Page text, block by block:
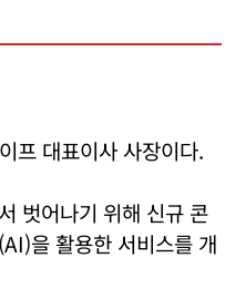
프 대표이사 사장이다.
벗어나기 위해 신규 콘
을 활용한 서비스를 개